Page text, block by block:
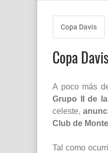
Copa Davis
Copa
A poco más
Grupo II de
celeste,
Club de
Tal como